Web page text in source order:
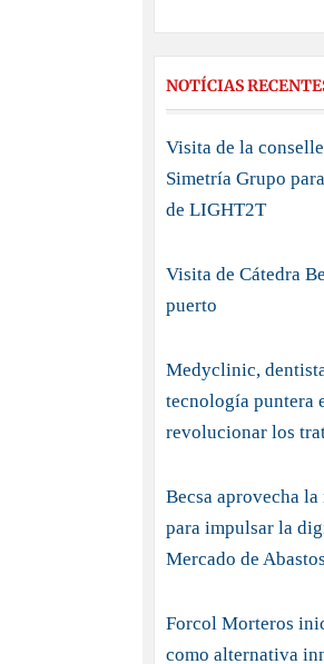
NOTÍCIAS
Visita de la
Simetría Grupo
de LIGHT2T
Visita de Cátedra
puerto
Medyclinic,
tecnología puntera
revolucionar los
Becsa aprovecha
para impulsar la
Mercado de
Forcol Morteros
como alternativa